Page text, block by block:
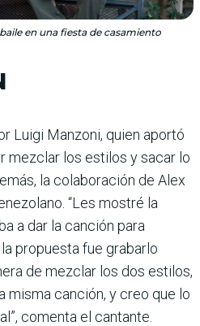
en una fiesta de casamiento
Luigi Manzoni, quien aportó
mezclar los estilos y sacar lo
la colaboración de Alex
“Les mostré la
a dar la canción para
propuesta fue grabarlo
de mezclar los dos estilos,
misma canción, y creo que lo
comenta el cantante.